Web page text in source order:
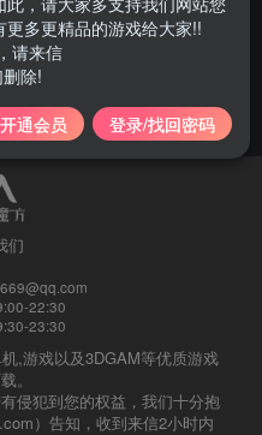
们
22:30
23:30
,游戏以及3DGAM等优质游戏
。
侵犯到您的权益，我们十分抱
）告知，收到来信2小时内
多更精品的游戏给大家!!
请来信
除!
开通会员 登录/找回密码